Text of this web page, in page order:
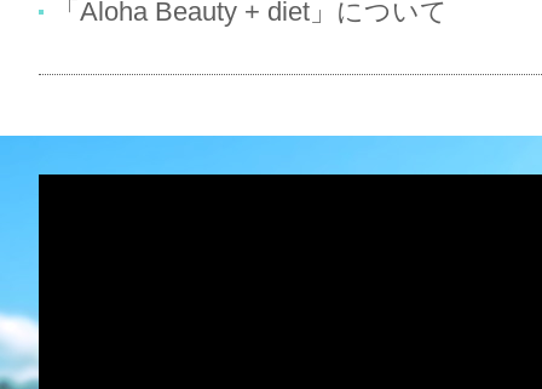
「Aloha Beauty + diet」について